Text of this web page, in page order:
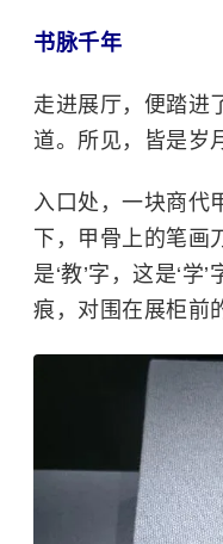
书脉千年
走进展厅，便踏进
道。所见，皆是岁
入口处，一块商代
下，甲骨上的笔画
是‘教’字，这是‘学
痕，对围在展柜前